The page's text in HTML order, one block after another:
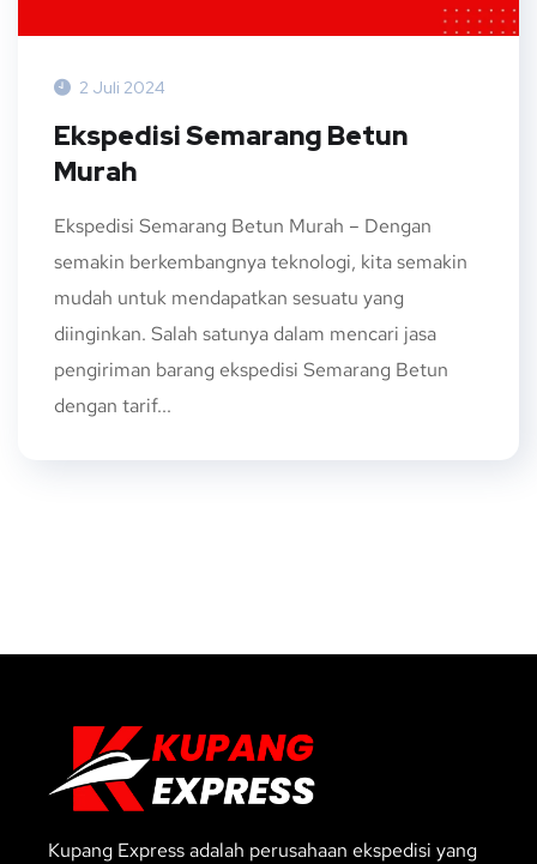
2 Juli 2024
Ekspedisi Semarang Betun
Murah
Ekspedisi Semarang Betun Murah – Dengan
semakin berkembangnya teknologi, kita semakin
mudah untuk mendapatkan sesuatu yang
diinginkan. Salah satunya dalam mencari jasa
pengiriman barang ekspedisi Semarang Betun
dengan tarif...
Kupang Express adalah perusahaan ekspedisi yang